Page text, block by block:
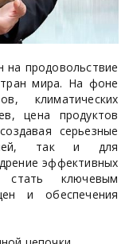
на продовольствие
мира. На фоне
климатических
цена продуктов
серьезные
так и для
эффективных
стать ключевым
и обеспечения